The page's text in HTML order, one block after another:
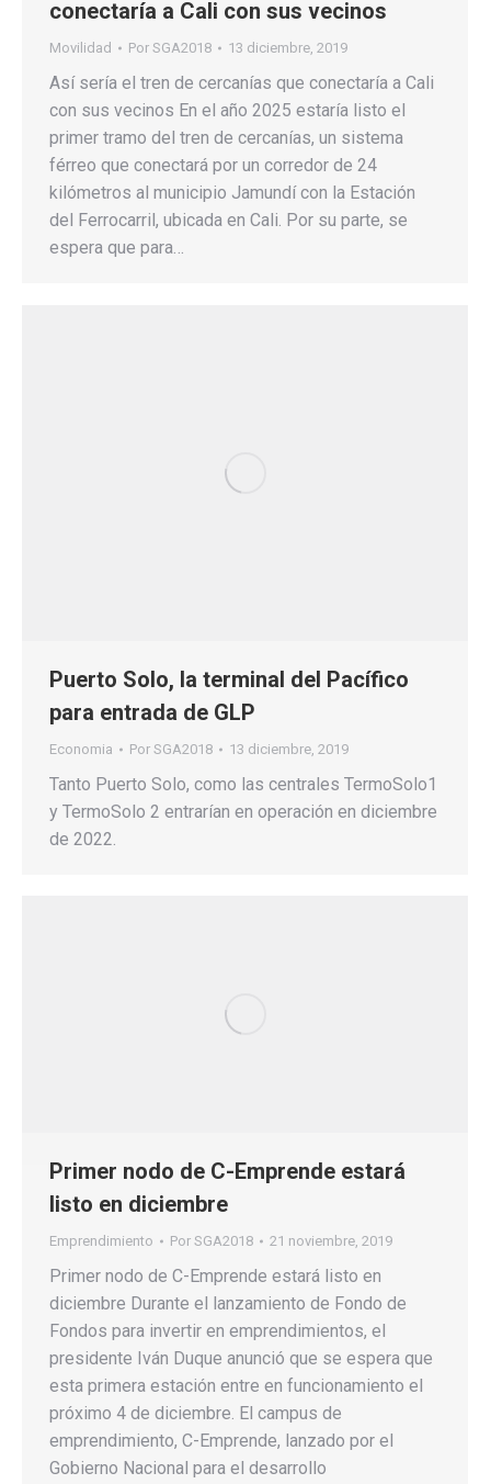
conectaría a Cali con sus vecinos
Movilidad Por SGA2018 13 diciembre, 2019
Así sería el tren de cercanías que conectaría a Cali
con sus vecinos En el año 2025 estaría listo el
primer tramo del tren de cercanías, un sistema
férreo que conectará por un corredor de 24
kilómetros al municipio Jamundí con la Estación
del Ferrocarril, ubicada en Cali. Por su parte, se
espera que para…
Puerto Solo, la terminal del Pacífico
para entrada de GLP
Economia Por SGA2018 13 diciembre, 2019
Tanto Puerto Solo, como las centrales TermoSolo1
y TermoSolo 2 entrarían en operación en diciembre
de 2022.
Primer nodo de C-Emprende estará
listo en diciembre
Emprendimiento Por SGA2018 21 noviembre, 2019
Primer nodo de C-Emprende estará listo en
diciembre Durante el lanzamiento de Fondo de
Fondos para invertir en emprendimientos, el
presidente Iván Duque anunció que se espera que
esta primera estación entre en funcionamiento el
próximo 4 de diciembre. El campus de
emprendimiento, C-Emprende, lanzado por el
Gobierno Nacional para el desarrollo